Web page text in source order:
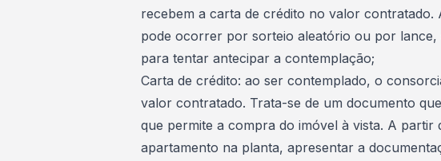
recebem a carta de crédito no valor contratado.
pode ocorrer por sorteio aleatório ou por lance,
para tentar antecipar a contemplação;
Carta de crédito: ao ser contemplado, o
valor contratado. Trata-se de um documento
que permite a compra do imóvel à vista. A partir
apartamento na planta, apresentar a